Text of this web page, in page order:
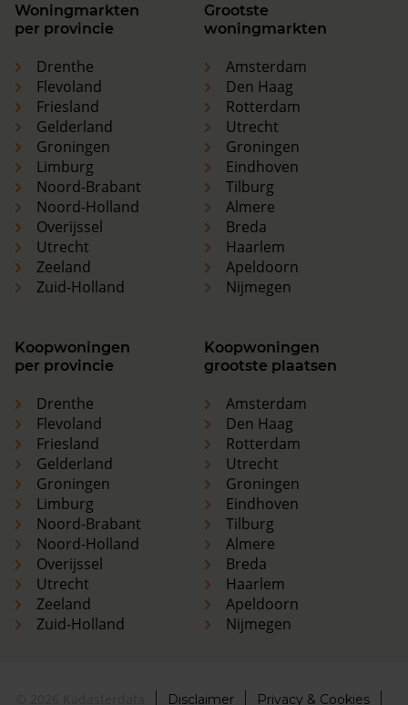
Woningmarkten
per provincie
Drenthe
Flevoland
Friesland
Gelderland
Groningen
Limburg
Noord-Brabant
Noord-Holland
Overijssel
Utrecht
Zeeland
Zuid-Holland
Grootste
woningmarkten
Amsterdam
Den Haag
Rotterdam
Utrecht
Groningen
Eindhoven
Tilburg
Almere
Breda
Haarlem
Apeldoorn
Nijmegen
Koopwoningen
per provincie
Drenthe
Flevoland
Friesland
Gelderland
Groningen
Limburg
Noord-Brabant
Noord-Holland
Overijssel
Utrecht
Zeeland
Zuid-Holland
Koopwoningen
grootste plaatsen
Amsterdam
Den Haag
Rotterdam
Utrecht
Groningen
Eindhoven
Tilburg
Almere
Breda
Haarlem
Apeldoorn
Nijmegen
Disclaimer Privacy & Cookies